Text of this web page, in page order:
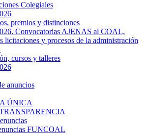
Colegiales
premios y distinciones
Convocatorias AJENAS al COAL,
licitaciones y procesos de la administración
cursos y talleres
anuncios
ÚNICA
FUNCOAL